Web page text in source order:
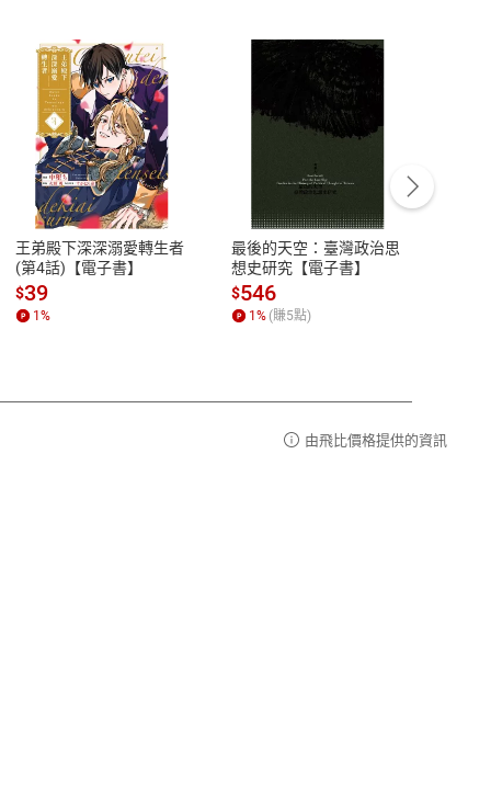
性
參
客服資訊
服務時間：週一到週五 10:00-12:00、
13:00-17:00 (國定假日及例假日休息)
客服電話：0080-1857077
王弟殿下深深溺愛轉生者
(第4話)【電子書】
$39
1%
最後的天空：臺灣政治思
想史研究【電子書】
$546
1% (賺5點)
由飛比價格提供的資訊